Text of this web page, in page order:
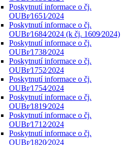
Poskytnutí informace o čj.
OUBr⁄1651⁄2024
Poskytnutí informace o čj.
OUBr⁄1684⁄2024 (k čj. 1609⁄2024)
Poskytnutí informace o čj.
OUBr⁄1738⁄2024
Poskytnutí informace o čj.
OUBr⁄1752⁄2024
Poskytnutí informace o čj.
OUBr⁄1754⁄2024
Poskytnutí informace o čj.
OUBr⁄1819⁄2024
Poskytnutí informace o čj.
OUBr⁄1712⁄2024
Poskytnutí informace o čj.
OUBr⁄1820⁄2024